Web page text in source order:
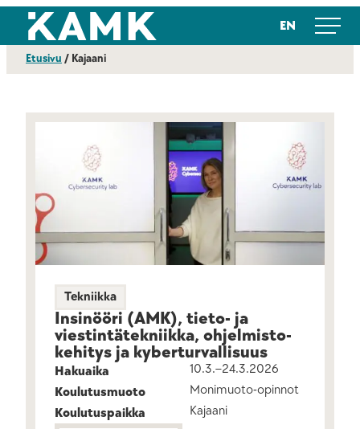
Siirry
suoraan
sisältöön
Kajaanin ammattikorkeakoulu EN
Etusivu / Kajaani
Tekniikka
Insinööri (AMK), tieto- ja
viestintä­­tekniikka, ohjelmisto­
kehitys ja kyber­turvallisuus
Hakuaika
10.3.–24.3.2026
Koulutusmuoto
Monimuoto-opinnot
Koulutuspaikka
Kajaani